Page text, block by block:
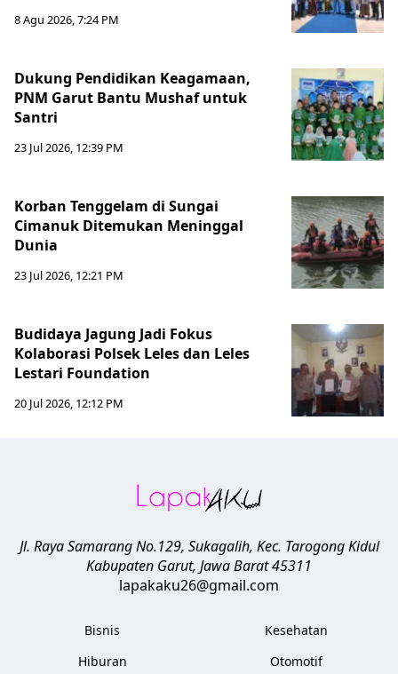
8 Agu 2026, 7:24 PM
Dukung Pendidikan Keagamaan,
PNM Garut Bantu Mushaf untuk
Santri
23 Jul 2026, 12:39 PM
Korban Tenggelam di Sungai
Cimanuk Ditemukan Meninggal
Dunia
23 Jul 2026, 12:21 PM
Budidaya Jagung Jadi Fokus
Kolaborasi Polsek Leles dan Leles
Lestari Foundation
20 Jul 2026, 12:12 PM
Jl. Raya Samarang No.129, Sukagalih, Kec. Tarogong Kidul
Kabupaten Garut, Jawa Barat45311
lapakaku26@gmail.com
Bisnis
Hiburan
Kesehatan
Otomotif